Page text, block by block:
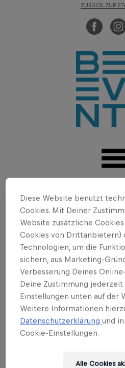
ZURÜCK ZUR
Benevento» Presse
Diese Website benutzt
Cookies. Mit Deiner
Website zusätzliche
Cookies von Drittanbietern)
Technologien, um die
sichern, aus Marketing-
Verbesserung Deines
Deine Zustimmung
Einstellungen unten auf der
Weitere Informationen
Datenschutzerklärungund
Cookie-Einstellungen.
Alle Cookies